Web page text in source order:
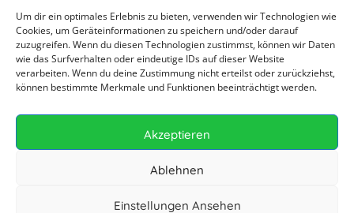
Um dir ein optimales Erlebnis zu bieten, verwenden wir Technologien wie
Cookies, um Geräteinformationen zu speichern und/oder darauf
zuzugreifen. Wenn du diesen Technologien zustimmst, können wir Daten
wie das Surfverhalten oder eindeutige IDs auf dieser Website
verarbeiten. Wenn du deine Zustimmung nicht erteilst oder zurückziehst,
können bestimmte Merkmale und Funktionen beeinträchtigt werden.
Akzeptieren
Ablehnen
Einstellungen Ansehen
Sag Hallo
+49 (0)173 2507114
Rights Reserved.